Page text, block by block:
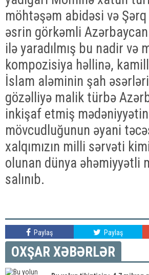
möhtəşəm abidəsi və
əsrin görkəmli
ilə yaradılmış bu nadir
kompozisiya həllinə,
İslam aləminin şah
gözəlliyə malik türbə
inkişaf etmiş
mövcudluğunun əyani
xalqımızın milli sərvəti
olunan dünya əhəmiyyətli
salınıb.
Paylaş Paylaş
OXŞAR XƏBƏRLƏR